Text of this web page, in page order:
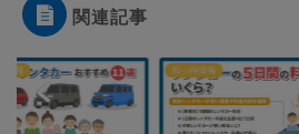
関連記事
情報 知っ得情報